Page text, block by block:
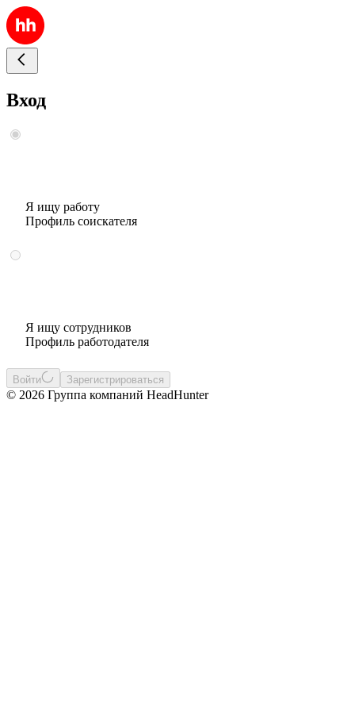
Вход
Я ищу работу
Профиль соискателя
Я ищу сотрудников
Профиль работодателя
Войти Зарегистрироваться
© 2026 Группа компаний HeadHunter